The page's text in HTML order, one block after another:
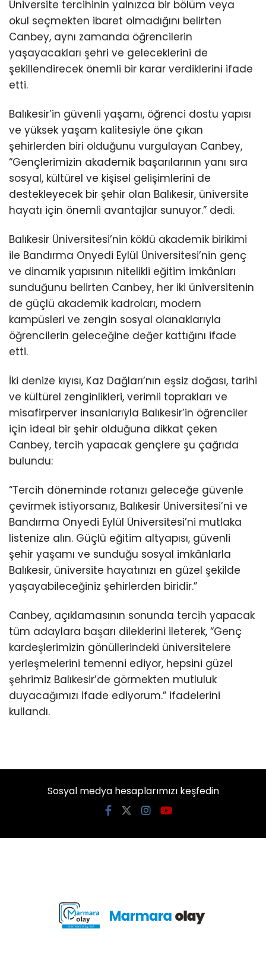
Üniversite tercihinin yalnızca bir bölüm veya
okul seçmekten ibaret olmadığını belirten
Canbey, aynı zamanda öğrencilerin
yaşayacakları şehri ve geleceklerini de
şekillendirecek önemli bir karar verdiklerini ifade
etti.
Balıkesir’in güvenli yaşamı, öğrenci dostu yapısı
ve yüksek yaşam kalitesiyle öne çıkan
şehirlerden biri olduğunu vurgulayan Canbey,
“Gençlerimizin akademik başarılarının yanı sıra
sosyal, kültürel ve kişisel gelişimlerini de
destekleyecek bir şehir olan Balıkesir, üniversite
hayatı için önemli avantajlar sunuyor.” dedi.
Balıkesir Üniversitesi’nin köklü akademik birikimi
ile Bandırma Onyedi Eylül Üniversitesi’nin genç
ve dinamik yapısının nitelikli eğitim imkânları
sunduğunu belirten Canbey, her iki üniversitenin
de güçlü akademik kadroları, modern
kampüsleri ve zengin sosyal olanaklarıyla
öğrencilerin geleceğine değer kattığını ifade
etti.
İki denize kıyısı, Kaz Dağları’nın eşsiz doğası, tarihi
ve kültürel zenginlikleri, verimli toprakları ve
misafirperver insanlarıyla Balıkesir’in öğrenciler
için ideal bir şehir olduğuna dikkat çeken
Canbey, tercih yapacak gençlere şu çağrıda
bulundu:
“Tercih döneminde rotanızı geleceğe güvenle
çevirmek istiyorsanız, Balıkesir Üniversitesi’ni ve
Bandırma Onyedi Eylül Üniversitesi’ni mutlaka
listenize alın. Güçlü eğitim altyapısı, güvenli
şehir yaşamı ve sunduğu sosyal imkânlarla
Balıkesir, üniversite hayatınızı en güzel şekilde
yaşayabileceğiniz şehirlerden biridir.”
Canbey, açıklamasının sonunda tercih yapacak
tüm adaylara başarı dileklerini ileterek, “Genç
kardeşlerimizin gönüllerindeki üniversitelere
yerleşmelerini temenni ediyor, hepsini güzel
şehrimiz Balıkesir’de görmekten mutluluk
duyacağımızı ifade ediyorum.” ifadelerini
kullandı.
Sosyal medya hesaplarımızı keşfedin